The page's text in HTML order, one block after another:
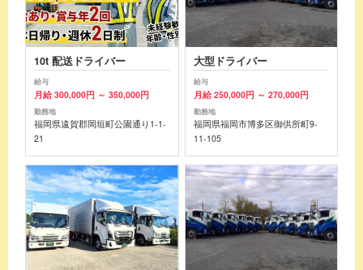
10t 配送ドライバー
給与
月給 300,000円 ～ 350,000円
勤務地
福岡県遠賀郡岡垣町公園通り1-1-
21
大型ドライバー
給与
月給 250,000円 ～ 270,000円
勤務地
福岡県福岡市博多区御供所町9-
11-105